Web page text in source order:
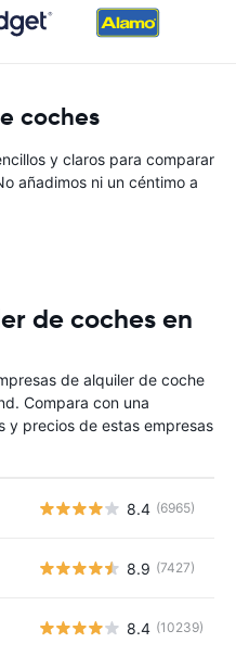
coches
y claros para comparar
añadimos ni un céntimo a
de coches en
de alquiler de coche
Compara con una
y precios de estas empresas
8.4 (6965)
8.9 (7427)
8.4 (10239)